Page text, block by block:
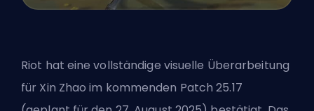
Riot hat eine vollständige visuelle Überarbeitung
für Xin Zhao im kommenden Patch 25.17